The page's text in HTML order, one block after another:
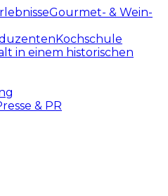
Gourmet- & Wein-
Kochschule
in einem historischen
& PR